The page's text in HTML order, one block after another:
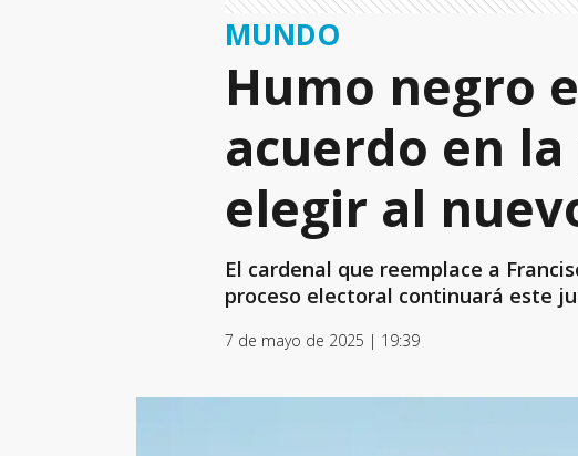
MUNDO
Humo negro
acuerdo en
elegir al
El cardenal que reemplace a
proceso electoral continuará este
7 de mayo de 2025 | 19:39